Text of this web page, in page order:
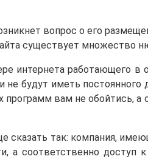
вопрос о его
существует множество
интернета работающего
будут иметь
вам не обойтись,
так: компания,
соответственно доступ